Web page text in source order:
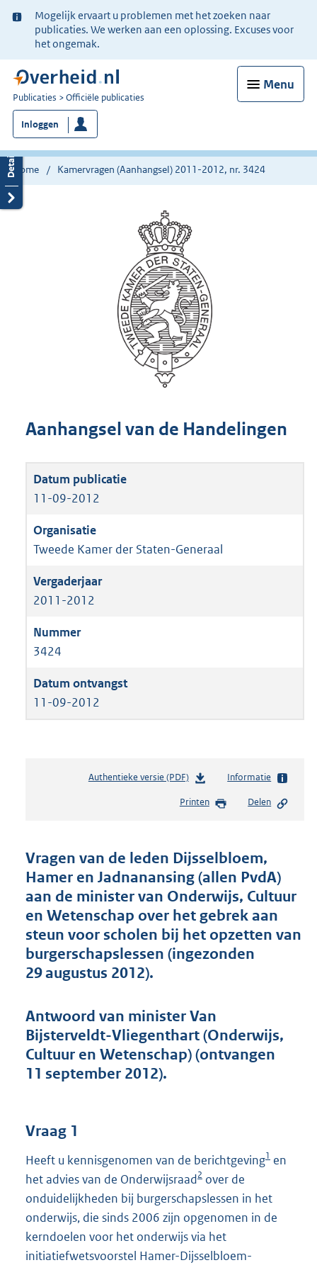
Ter
informatie:
Mogelijk ervaart u problemen met het zoeken naar
publicaties. We werken aan een oplossing. Excuses voor
het ongemak.
Menu
U
bent
nu
hier:
Publicaties Officiële publicaties
Inloggen
Home Kamervragen (Aanhangsel) 2011-2012, nr. 3424
Aanhangsel van de Handelingen
11-09-2012
Tweede Kamer der Staten-Generaal
2011-2012
3424
11-09-2012
Authentieke versie (PDF)b
s
n
d
s
g
r
o
t
4
0
b
Informatie
Printen Delen
Vragen van de leden Dijsselbloem,
Hamer en Jadnanansing (allen PvdA)
aan de minister van Onderwijs, Cultuur
en Wetenschap over het gebrek aan
steun voor scholen bij het opzetten van
burgerschapslessen (ingezonden
29 augustus 2012).
Antwoord van minister Van
Bijsterveldt-Vliegenthart (Onderwijs,
Cultuur en Wetenschap) (ontvangen
11 september 2012).
Vraag 1
Heeft u kennisgenomen van de berichtgeving1 en
het advies van de Onderwijsraad2 over de
onduidelijkheden bij burgerschapslessen in het
onderwijs, die sinds 2006 zijn opgenomen in de
kerndoelen voor het onderwijs via het
initiatiefwetsvoorstel Hamer-Dijsselbloem-